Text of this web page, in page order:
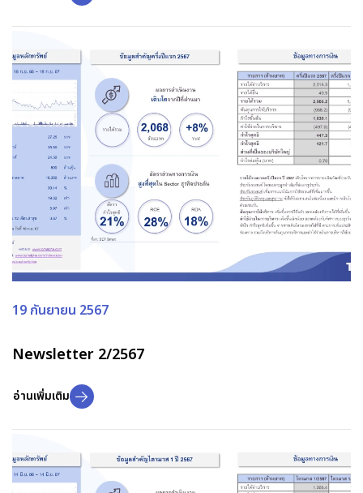
19 กันยายน 2567
Newsletter 2/2567
อ่านเพิ่มเติม